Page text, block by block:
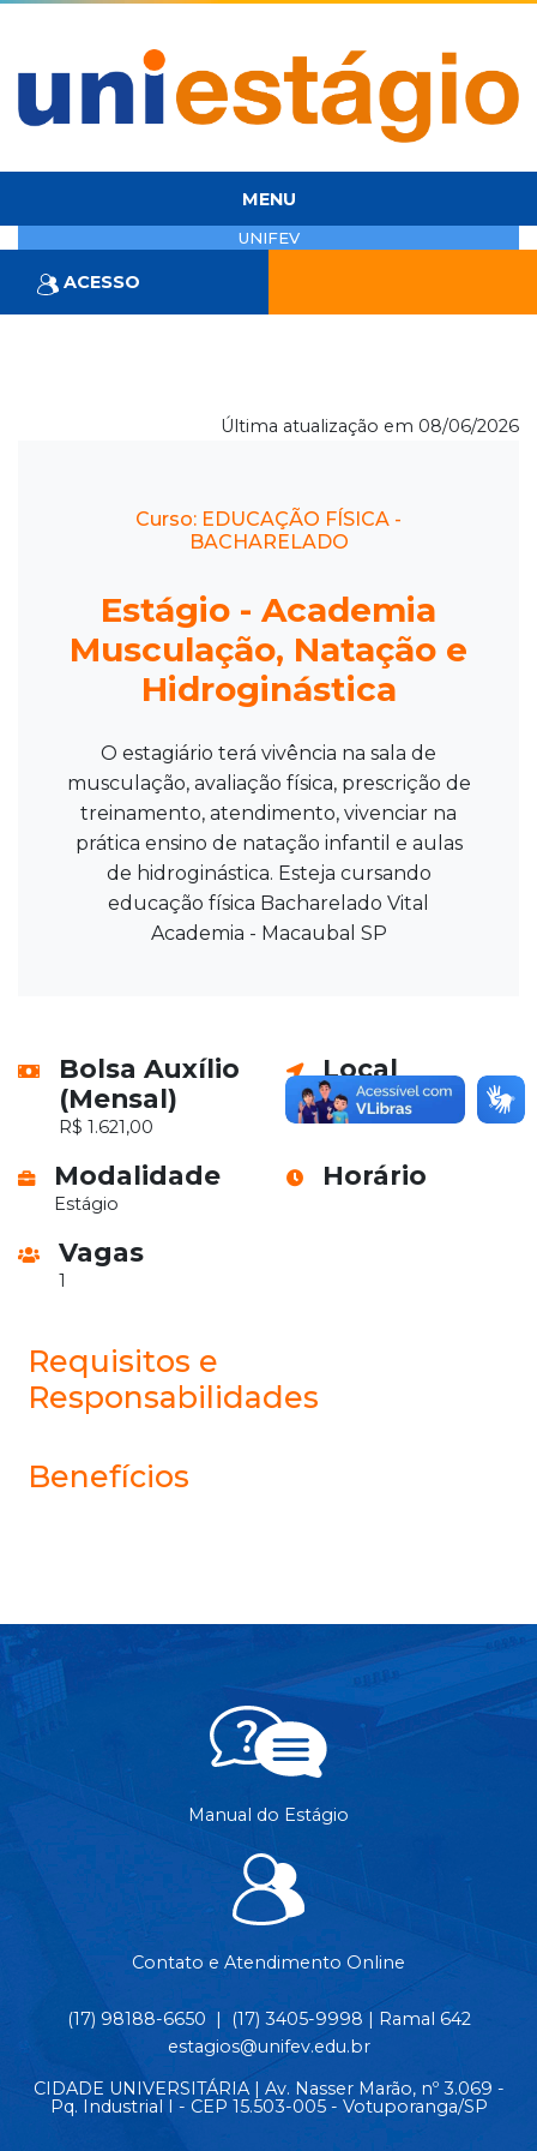
MENU
UNIFEV
ACESSO
Última atualização em 08/06/2026
Curso: EDUCAÇÃO FÍSICA -
BACHARELADO
Estágio - Academia
Musculação, Natação e
Hidroginástica
O estagiário terá vivência na sala de
musculação, avaliação física, prescrição de
treinamento, atendimento, vivenciar na
prática ensino de natação infantil e aulas
de hidroginástica. Esteja cursando
educação física Bacharelado Vital
Academia - Macaubal SP
Bolsa Auxílio
(Mensal)
R$ 1.621,00
Local
Macaubal/SP
Modalidade
Estágio
Horário
Vagas
1
Requisitos e
Responsabilidades
Benefícios
Manual do Estágio
Contato e Atendimento Online
(17) 98188-6650 | (17) 3405-9998 | Ramal 642
estagios@unifev.edu.br
CIDADE UNIVERSITÁRIA | Av. Nasser Marão, nº 3.069 -
Pq. Industrial I - CEP 15.503-005 - Votuporanga/SP